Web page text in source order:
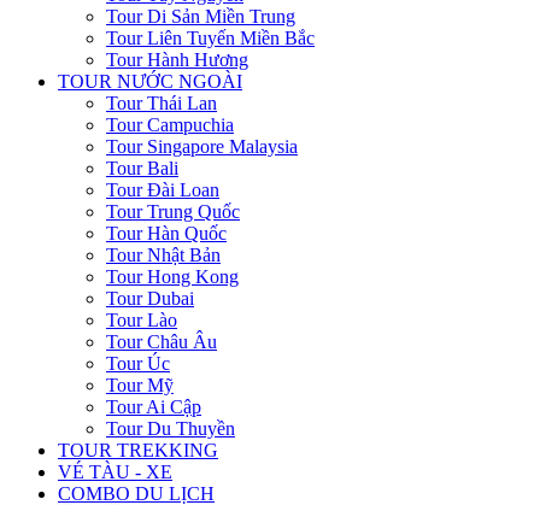
Tour Di Sản Miền Trung
Tour Liên Tuyến Miền Bắc
Tour Hành Hương
TOUR NƯỚC NGOÀI
Tour Thái Lan
Tour Campuchia
Tour Singapore Malaysia
Tour Bali
Tour Đài Loan
Tour Trung Quốc
Tour Hàn Quốc
Tour Nhật Bản
Tour Hong Kong
Tour Dubai
Tour Lào
Tour Châu Âu
Tour Úc
Tour Mỹ
Tour Ai Cập
Tour Du Thuyền
TOUR TREKKING
VÉ TÀU - XE
COMBO DU LỊCH